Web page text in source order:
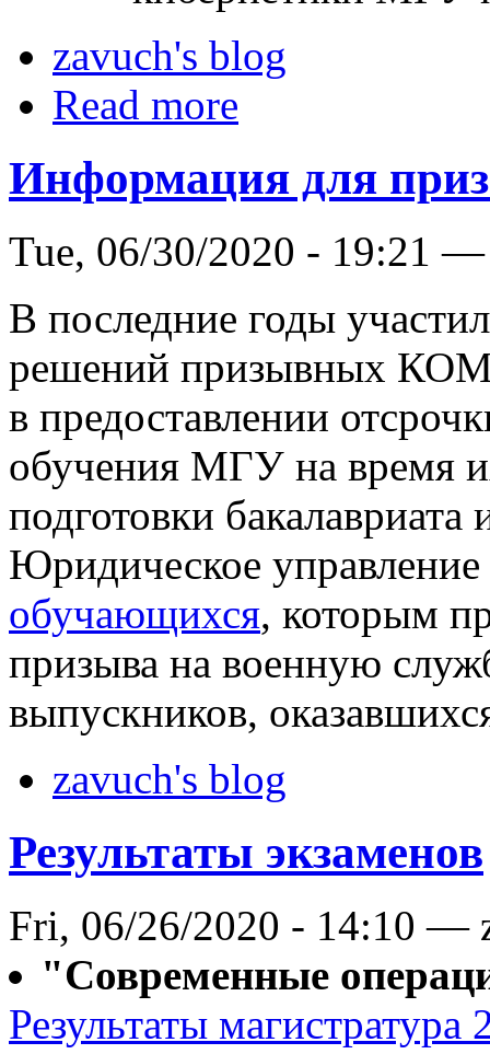
zavuch's blog
Read more
Информация для
Tue, 06/30/2020 - 19:21 —
В последние годы
решений призывных
в предоставлении
обучения МГУ на время
подготовки бакалавриата
Юридическое
обучающихся, которым
призыва на военную
выпускников,
zavuch's blog
Результаты экзаменов
Fri, 06/26/2020 - 14:10 —
"Современные
Результаты магистратура